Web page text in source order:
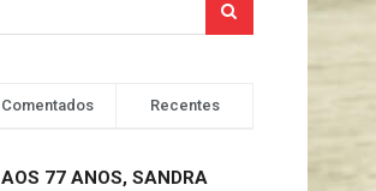
Comentados Recentes
AOS 77 ANOS, SANDRA